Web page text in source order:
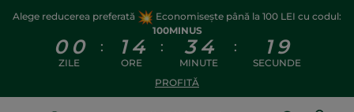
Alege reducerea preferată
Economisește până la 100 LEI cu codul:
100MINUS
0 0
ZILE
: 1 4
ORE
: 3 4
MINUTE
: 1 9
SECUNDE
PROFITĂ